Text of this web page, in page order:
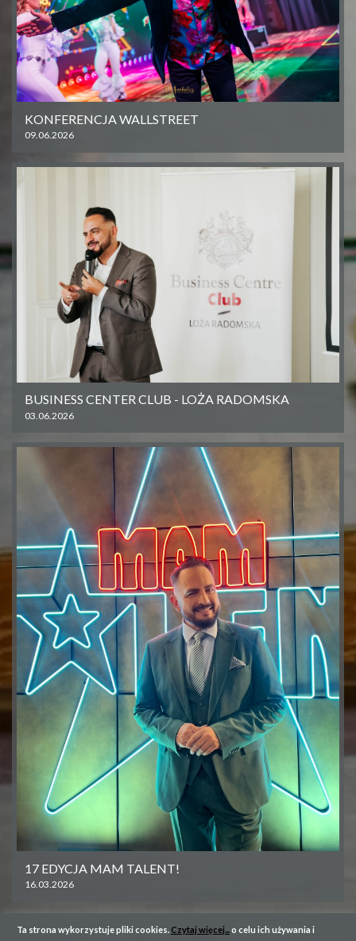
KONFERENCJA WALLSTREET
09.06.2026
BUSINESS CENTER CLUB - LOŻA RADOMSKA
03.06.2026
17 EDYCJA MAM TALENT!
16.03.2026
Ta strona wykorzystuje pliki cookies. Czytaj więcej...o celu ich używania i